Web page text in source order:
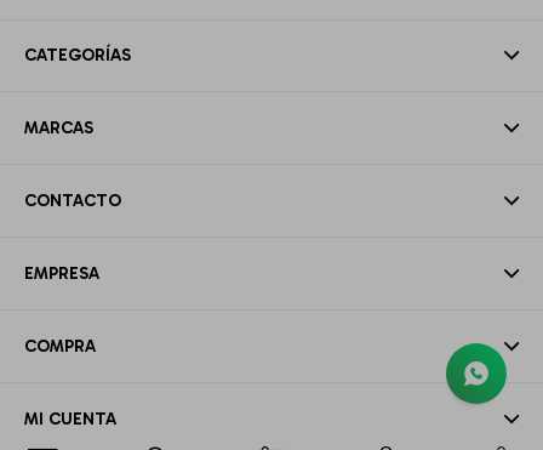
CATEGORÍAS
MARCAS
CONTACTO
EMPRESA
COMPRA
MI CUENTA